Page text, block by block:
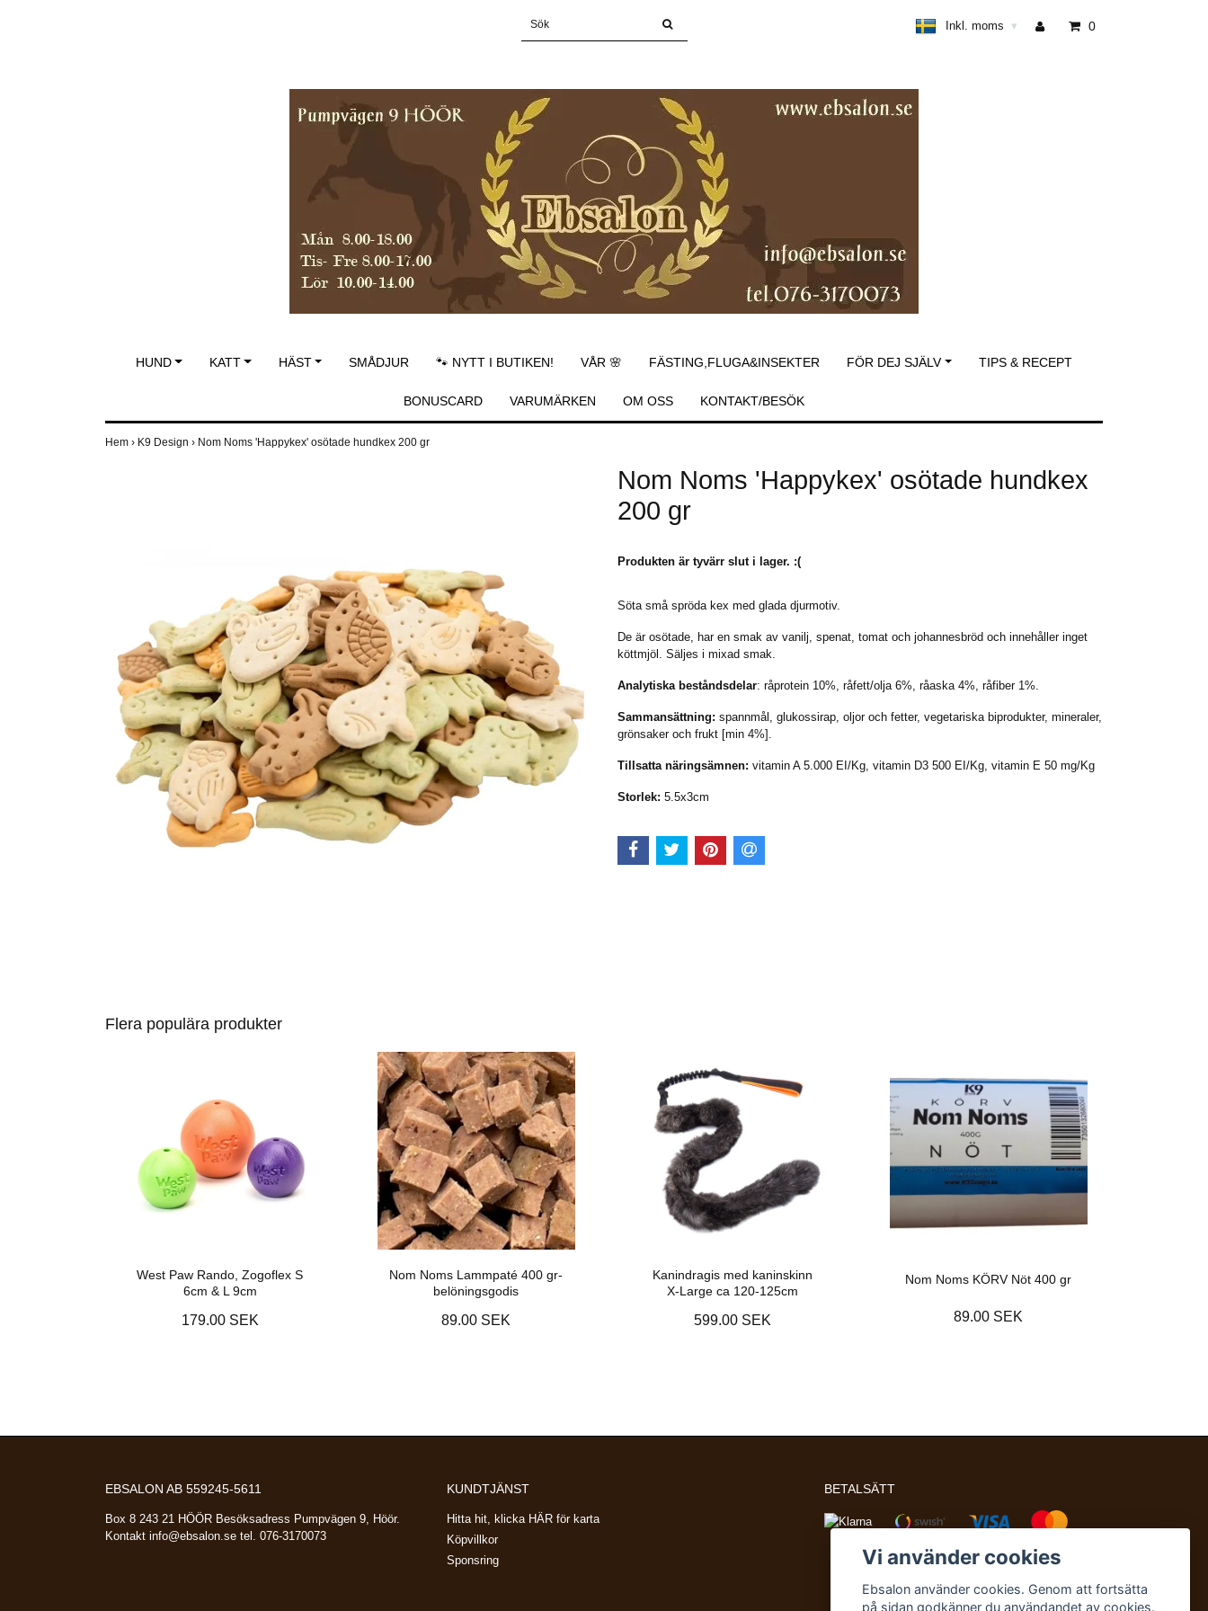
Inkl. moms ▾ 0
HUND KATT HÄST SMÅDJUR 🐾 NYTT I BUTIKEN! VÅR 🌸 FÄSTING,FLUGA&INSEKTER FÖR DEJ SJÄLV TIPS & RECEPT
BONUSCARD VARUMÄRKEN OM OSS KONTAKT/BESÖK
Hem › K9 Design › Nom Noms 'Happykex' osötade hundkex 200 gr
Nom Noms 'Happykex' osötade hundkex
200 gr
Produkten är tyvärr slut i lager. :(
Söta små spröda kex med glada djurmotiv.
De är osötade, har en smak av vanilj, spenat, tomat och johannesbröd och innehåller inget
köttmjöl. Säljes i mixad smak.
Analytiska beståndsdelar: råprotein 10%, råfett/olja 6%, råaska 4%, råfiber 1%.
Sammansättning: spannmål, glukossirap, oljor och fetter, vegetariska biprodukter, mineraler,
grönsaker och frukt [min 4%].
Tillsatta näringsämnen: vitamin A 5.000 EI/Kg, vitamin D3 500 EI/Kg, vitamin E 50 mg/Kg
Storlek: 5.5x3cm
Flera populära produkter
West Paw Rando, Zogoflex S
6cm & L 9cm
179.00 SEK
Nom Noms Lammpaté 400 gr-
belöningsgodis
89.00 SEK
Kanindragis med kaninskinn
X-Large ca 120-125cm
599.00 SEK
Nom Noms KÖRV Nöt 400 gr
89.00 SEK
EBSALON AB 559245-5611
Box 8 243 21 HÖÖR Besöksadress Pumpvägen 9, Höör.
Kontakt info@ebsalon.se tel. 076-3170073
KUNDTJÄNST
Hitta hit, klicka HÄR för karta
Köpvillkor
Sponsring
BETALSÄTT
Vi använder cookies
Ebsalon använder cookies. Genom att fortsätta
på sidan godkänner du användandet av cookies.